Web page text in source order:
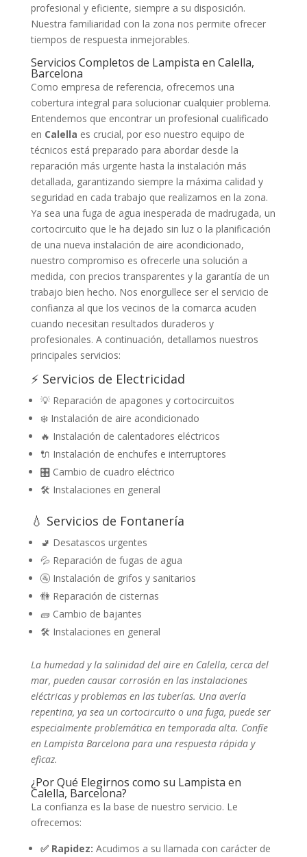
profesional y eficiente, siempre a su disposición.
Nuestra familiaridad con la zona nos permite ofrecer
tiempos de respuesta inmejorables.
Servicios Completos de Lampista en Calella,
Barcelona
Como empresa de referencia, ofrecemos una
cobertura integral para solucionar cualquier problema.
Entendemos que encontrar un profesional cualificado
en Calella es crucial, por eso nuestro equipo de
técnicos está preparado para abordar desde la
reparación más urgente hasta la instalación más
detallada, garantizando siempre la máxima calidad y
seguridad en cada trabajo que realizamos en la zona.
Ya sea una fuga de agua inesperada de madrugada, un
cortocircuito que le ha dejado sin luz o la planificación
de una nueva instalación de aire acondicionado,
nuestro compromiso es ofrecerle una solución a
medida, con precios transparentes y la garantía de un
trabajo bien hecho. Nos enorgullece ser el servicio de
confianza al que los vecinos de la comarca acuden
cuando necesitan resultados duraderos y
profesionales. A continuación, detallamos nuestros
principales servicios:
⚡ Servicios de Electricidad
💡 Reparación de apagones y cortocircuitos
❄️ Instalación de aire acondicionado
🔥 Instalación de calentadores eléctricos
🔌 Instalación de enchufes e interruptores
🎛️ Cambio de cuadro eléctrico
🛠️ Instalaciones en general
💧 Servicios de Fontanería
🚽 Desatascos urgentes
💦 Reparación de fugas de agua
🚰 Instalación de grifos y sanitarios
🚻 Reparación de cisternas
🧱 Cambio de bajantes
🛠️ Instalaciones en general
La humedad y la salinidad del aire en Calella, cerca del
mar, pueden causar corrosión en las instalaciones
eléctricas y problemas en las tuberías. Una avería
repentina, ya sea un cortocircuito o una fuga, puede ser
especialmente problemática en temporada alta. Confíe
en Lampista Barcelona para una respuesta rápida y
eficaz.
¿Por Qué Elegirnos como su Lampista en
Calella, Barcelona?
La confianza es la base de nuestro servicio. Le
ofrecemos:
✅ Rapidez: Acudimos a su llamada con carácter de